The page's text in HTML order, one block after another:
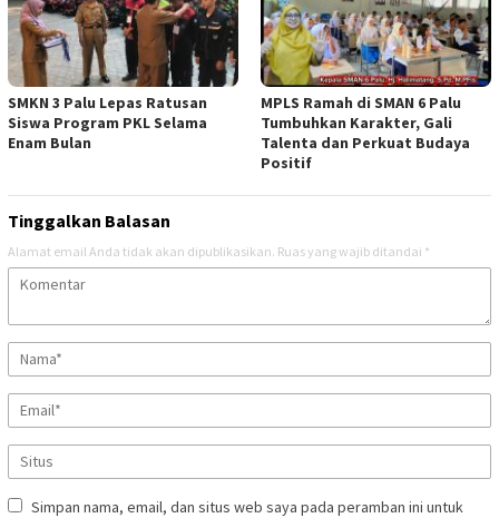
SMKN 3 Palu Lepas Ratusan
Siswa Program PKL Selama
Enam Bulan
MPLS Ramah di SMAN 6 Palu
Tumbuhkan Karakter, Gali
Talenta dan Perkuat Budaya
Positif
Tinggalkan Balasan
Alamat email Anda tidak akan dipublikasikan. Ruas yang wajib ditandai *
Simpan nama, email, dan situs web saya pada peramban ini untuk